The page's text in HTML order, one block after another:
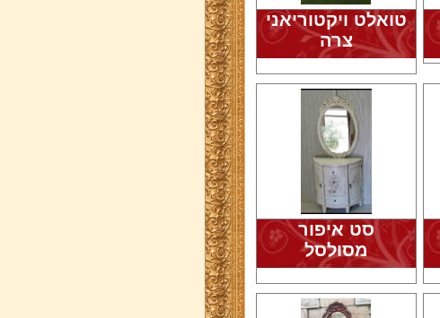
טואלט ויקטוריאני
צרה
סט איפור
מסולסל